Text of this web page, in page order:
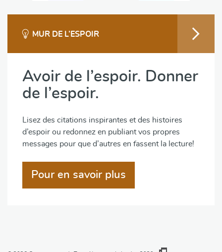
MUR DE L’ESPOIR
Avoir de l’espoir. Donner
de l’espoir.
Lisez des citations inspirantes et des histoires
d’espoir ou redonnez en publiant vos propres
messages pour que d’autres en fassent la lecture!
Pour en savoir plus